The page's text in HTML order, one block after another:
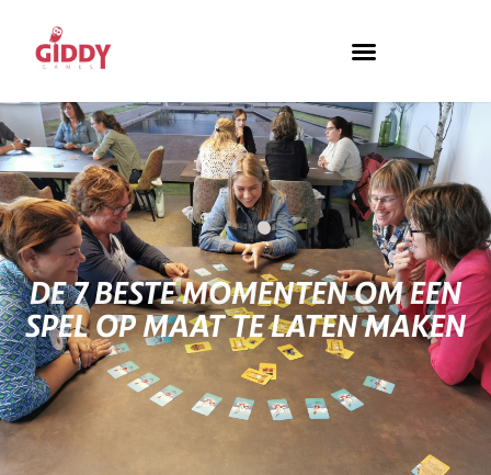
DE 7 BESTE MOMENTEN OM EEN
SPEL OP MAAT TE LATEN MAKEN